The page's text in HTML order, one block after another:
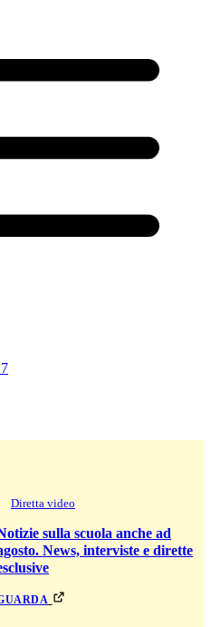
Diretta video
sulla scuola anche ad
News, interviste e dirette